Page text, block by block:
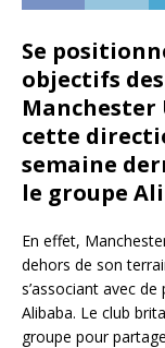
Se
objectifs
Manchester
cette
semaine
le groupe
En effet,
dehors de son
s’associant avec
Alibaba. Le club
groupe pour